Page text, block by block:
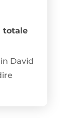
totale
David